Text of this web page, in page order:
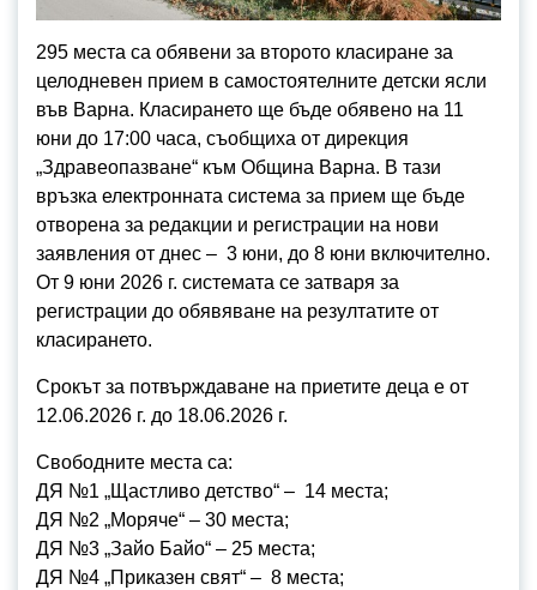
295 места са обявени за второто класиране за
целодневен прием в самостоятелните детски ясли
във Варна. Класирането ще бъде обявено на 11
юни до 17:00 часа, съобщиха от дирекция
„Здравеопазване“ към Община Варна. В тази
връзка електронната система за прием ще бъде
отворена за редакции и регистрации на нови
заявления от днес – 3 юни, до 8 юни включително.
От 9 юни 2026 г. системата се затваря за
регистрации до обявяване на резултатите от
класирането.
Срокът за потвърждаване на приетите деца е от
12.06.2026 г. до 18.06.2026 г.
Свободните места са:
ДЯ №1 „Щастливо детство“ – 14 места;
ДЯ №2 „Моряче“ – 30 места;
ДЯ №3 „Зайо Байо“ – 25 места;
ДЯ №4 „Приказен свят“ – 8 места;